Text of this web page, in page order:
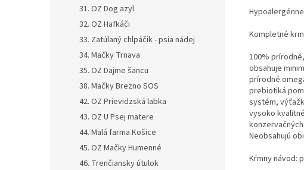
31. OZ Dog azyl
32. OZ Hafkáči
33. Zatúlaný chlpáčik - psia nádej
34. Mačky Trnava
35. OZ Dajme šancu
38. Mačky Brezno SOS
42. OZ Prievidzská labka
43. OZ U Psej matere
44. Malá farma Košice
45. OZ Mačky Humenné
46. Trenčiansky útulok
Kompletné
100%
obsahuje
prírodné
prebiotiká
systém,
vysoko
Neobsahujú
Kŕmny návod: